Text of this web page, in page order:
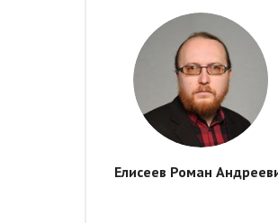
Елисеев Роман